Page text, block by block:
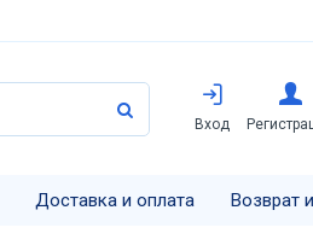
Вход
Доставка и оплата Возврат